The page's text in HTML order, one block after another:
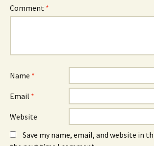
Comment *
Name *
Email *
Website
Save my name, email, and website in